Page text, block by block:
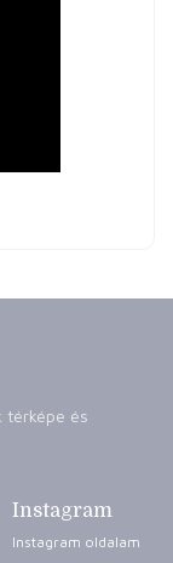
térképe és
Instagram
Instagram oldalam